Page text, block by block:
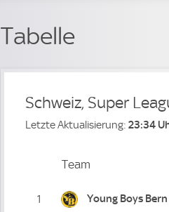
Tabelle
Schweiz, Super
Letzte Aktualisierung: 23:34
PlatzTeam
1 Young Boys Bern